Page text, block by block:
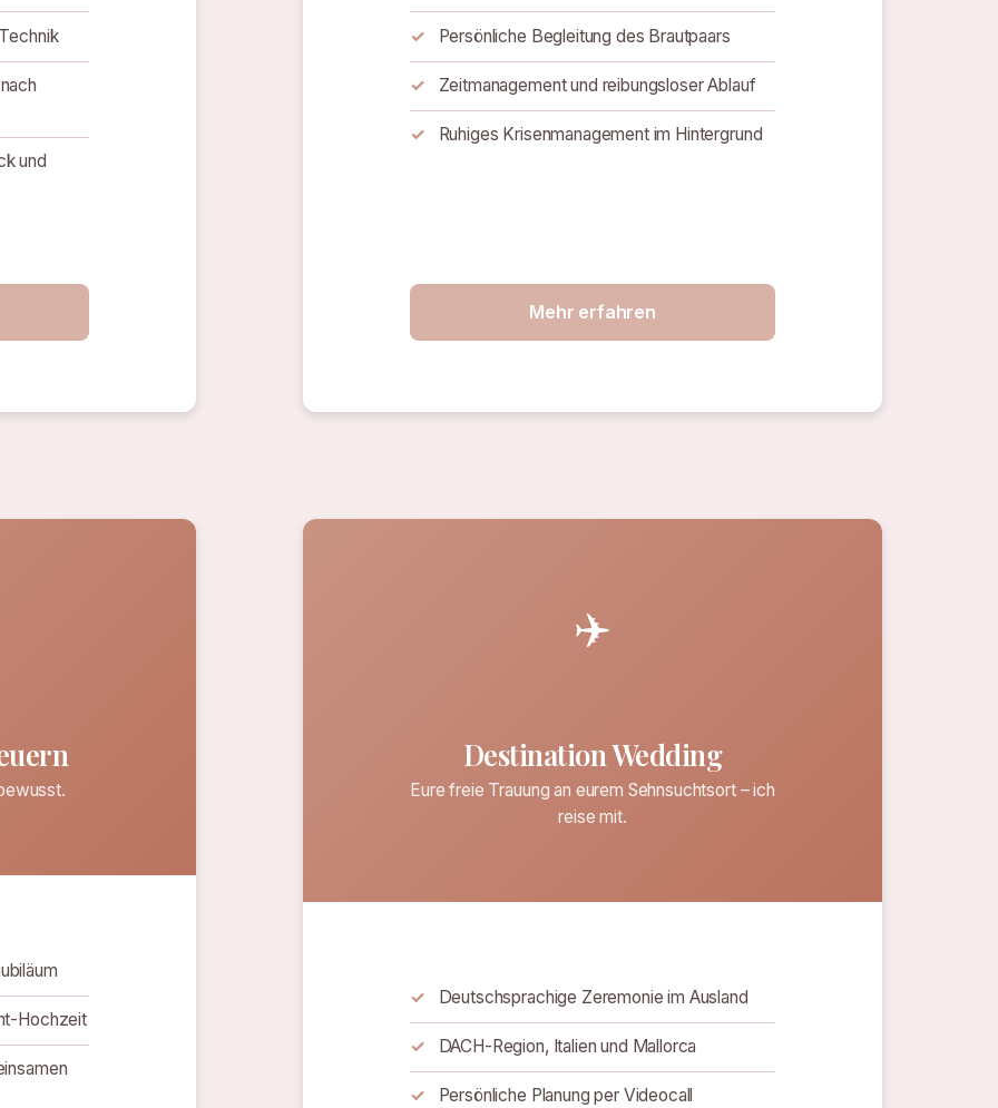
und
Persönliche Begleitung des Brautpaars
Zeitmanagement und reibungsloser Ablauf
Ruhiges Krisenmanagement im Hintergrund
Mehr erfahren
Hochzeit
✈️
Destination Wedding
Eure freie Trauung an eurem Sehnsuchtsort – ich
reise mit.
Deutschsprachige Zeremonie im Ausland
DACH-Region, Italien und Mallorca
Persönliche Planung per Videocall